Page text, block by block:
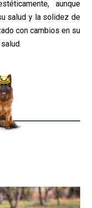
aunque
salud y la solidez de
con cambios en su